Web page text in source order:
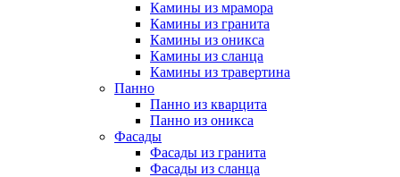
Камины из мрамора
Камины из гранита
Камины из оникса
Камины из сланца
Камины из травертина
Панно
Панно из кварцита
Панно из оникса
Фасады
Фасады из гранита
Фасады из сланца